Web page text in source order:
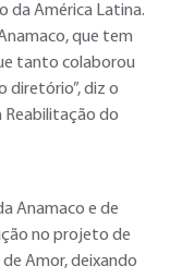
da América Latina.
que tem
tanto colaborou
diretório”, diz o
Reabilitação do
Anamaco e de
no projeto de
Amor, deixando